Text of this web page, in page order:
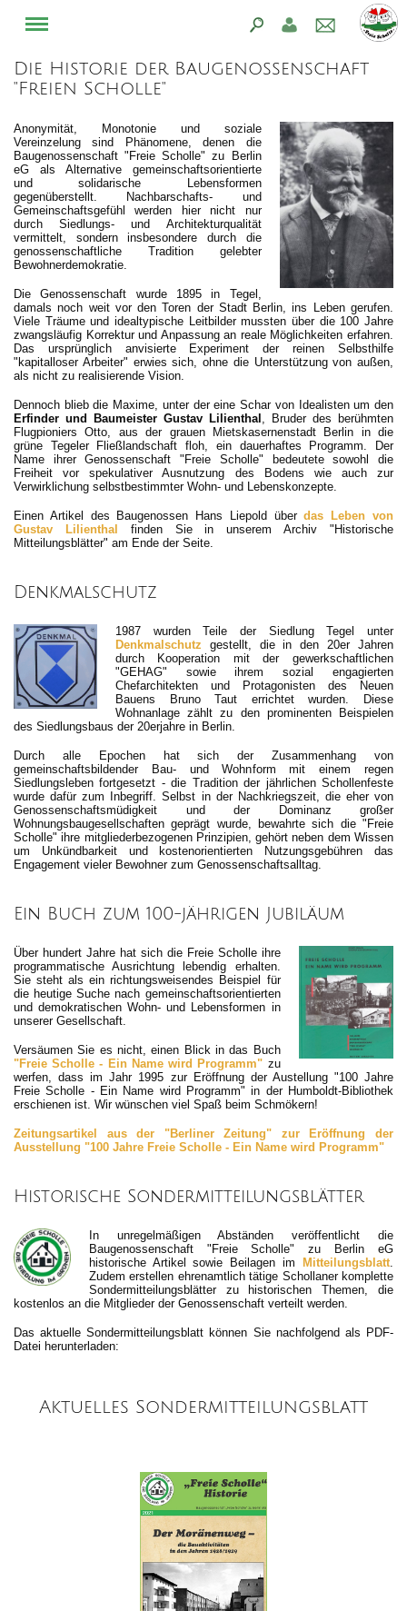
Die Historie der Baugenossenschaft
"Freien Scholle"
Anonymität, Monotonie und soziale
Vereinzelung sind Phänomene, denen die
Baugenossenschaft "Freie Scholle" zu Berlin
eG als Alternative gemeinschaftsorientierte
und solidarische Lebensformen
gegenüberstellt. Nachbarschafts- und
Gemeinschaftsgefühl werden hier nicht nur
durch Siedlungs- und Architekturqualität
vermittelt, sondern insbesondere durch die
genossenschaftliche Tradition gelebter
Bewohnerdemokratie.
Die Genossenschaft wurde 1895 in Tegel,
damals noch weit vor den Toren der Stadt Berlin, ins Leben gerufen.
Viele Träume und idealtypische Leitbilder mussten über die 100 Jahre
zwangsläufig Korrektur und Anpassung an reale Möglichkeiten erfahren.
Das ursprünglich anvisierte Experiment der reinen Selbsthilfe
"kapitalloser Arbeiter" erwies sich, ohne die Unterstützung von außen,
als nicht zu realisierende Vision.
Dennoch blieb die Maxime, unter der eine Schar von Idealisten um den
Erfinder und Baumeister Gustav Lilienthal , Bruder des berühmten
Flugpioniers Otto, aus der grauen Mietskasernenstadt Berlin in die
grüne Tegeler Fließlandschaft floh, ein dauerhaftes Programm. Der
Name ihrer Genossenschaft "Freie Scholle" bedeutete sowohl die
Freiheit vor spekulativer Ausnutzung des Bodens wie auch zur
Verwirklichung selbstbestimmter Wohn- und Lebenskonzepte.
Einen Artikel des Baugenossen Hans Liepold überdas Leben von
Gustav Lilienthal
finden Sie in unserem Archiv "Historische
Mitteilungsblätter" am Ende der Seite.
Denkmalschutz
1987 wurden Teile der Siedlung Tegel unter
Denkmalschutz gestellt, die in den 20er Jahren
durch Kooperation mit der gewerkschaftlichen
"GEHAG" sowie ihrem sozial engagierten
Chefarchitekten und Protagonisten des Neuen
Bauens Bruno Taut errichtet wurden. Diese
Wohnanlage zählt zu den prominenten Beispielen
des Siedlungsbaus der 20erjahre in Berlin.
Durch alle Epochen hat sich der Zusammenhang von
gemeinschaftsbildender Bau- und Wohnform mit einem regen
Siedlungsleben fortgesetzt - die Tradition der jährlichen Schollenfeste
wurde dafür zum Inbegriff. Selbst in der Nachkriegszeit, die eher von
Genossenschaftsmüdigkeit und der Dominanz großer
Wohnungsbaugesellschaften geprägt wurde, bewahrte sich die "Freie
Scholle" ihre mitgliederbezogenen Prinzipien, gehört neben dem Wissen
um Unkündbarkeit und kostenorientierten Nutzungsgebühren das
Engagement vieler Bewohner zum Genossenschaftsalltag.
Ein Buch zum 100-jährigen Jubiläum
Über hundert Jahre hat sich die Freie Scholle ihre
programmatische Ausrichtung lebendig erhalten.
Sie steht als ein richtungsweisendes Beispiel für
die heutige Suche nach gemeinschaftsorientierten
und demokratischen Wohn- und Lebensformen in
unserer Gesellschaft.
Versäumen Sie es nicht, einen Blick in das Buch
"Freie Scholle - Ein Name wird Programm" zu
werfen, dass im Jahr 1995 zur Eröffnung der Austellung "100 Jahre
Freie Scholle - Ein Name wird Programm"in der Humboldt-Bibliothek
erschienen ist. Wir wünschen viel Spaß beim Schmökern!
Zeitungsartikel aus der "Berliner Zeitung" zur Eröffnung der
Ausstellung "100 Jahre Freie Scholle - Ein Name wird Programm"
Historische Sondermitteilungsblätter
In unregelmäßigen Abständen veröffentlicht die
Baugenossenschaft "Freie Scholle" zu Berlin eG
historische Artikel sowie Beilagen im
Mitteilungsblatt.
Zudem erstellen ehrenamtlich tätige Schollaner komplette
Sondermitteilungsblätter zu historischen Themen, die
kostenlos an die Mitglieder der Genossenschaft verteilt werden.
Das aktuelle Sondermitteilungsblatt können Sie nachfolgend als PDF-
Datei herunterladen:
Aktuelles Sondermitteilungsblatt